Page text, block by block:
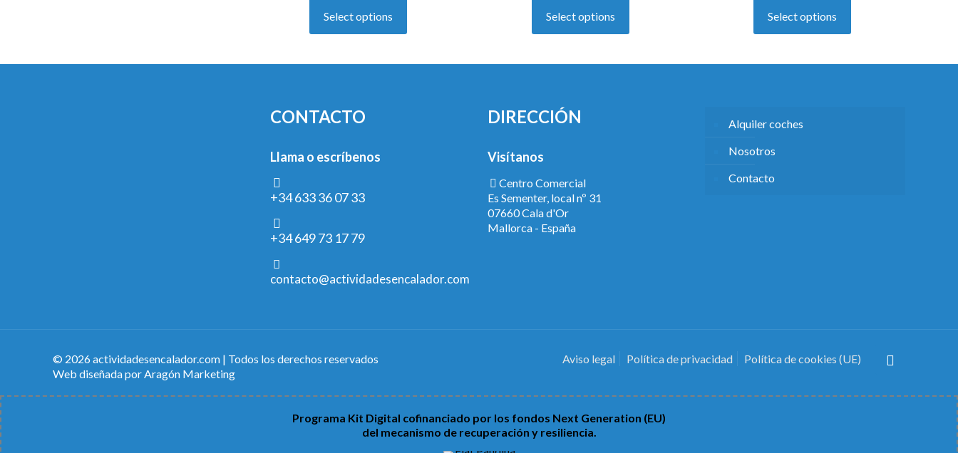
Select options Select options Select options
CONTACTO
Llama o escríbenos
+34 633 36 07 33
+34 649 73 17 79
contacto@actividadesencalador.com
DIRECCIÓN
Visítanos
Centro Comercial
Es Sementer, local nº 31
07660 Cala d'Or
Mallorca - España
Alquiler coches
Nosotros
Contacto
© 2026 actividadesencalador.com | Todos los derechos reservados
Web diseñada por Aragón Marketing
Aviso legal Política de privacidad Política de cookies (UE)
Programa Kit Digital cofinanciado por los fondos Next Generation (EU)
del mecanismo de recuperación y resiliencia.